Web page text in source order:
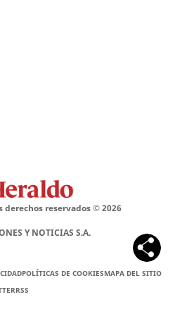
derechos reservados ©2026
Y NOTICIAS S.A.
POLÍTICAS DE COOKIESMAPA DEL SITIO
RSS